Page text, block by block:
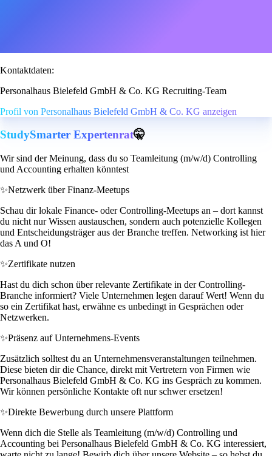
Kontaktdaten:
Personalhaus Bielefeld GmbH & Co. KG Recruiting-Team
Profil von Personalhaus Bielefeld GmbH & Co. KG anzeigen
StudySmarter Expertenrat🤫
Wir sind der Meinung, dass du so Teamleitung (m/w/d) Controlling
und Accounting erhalten könntest
✨Netzwerk über Finanz-Meetups
Schau dir lokale Finance- oder Controlling-Meetups an – dort kannst
du nicht nur Wissen austauschen, sondern auch potenzielle Kollegen
und Entscheidungsträger aus der Branche treffen. Networking ist hier
das A und O!
✨Zertifikate nutzen
Hast du dich schon über relevante Zertifikate in der Controlling-
Branche informiert? Viele Unternehmen legen darauf Wert! Wenn du
so ein Zertifikat hast, erwähne es unbedingt in Gesprächen oder
Netzwerken.
✨Präsenz auf Unternehmens-Events
Zusätzlich solltest du an Unternehmensveranstaltungen teilnehmen.
Diese bieten dir die Chance, direkt mit Vertretern von Firmen wie
Personalhaus Bielefeld GmbH & Co. KG ins Gespräch zu kommen.
Wir können persönliche Kontakte oft nur schwer ersetzen!
✨Direkte Bewerbung durch unsere Plattform
Wenn dich die Stelle als Teamleitung (m/w/d) Controlling und
Accounting bei Personalhaus Bielefeld GmbH & Co. KG interessiert,